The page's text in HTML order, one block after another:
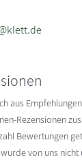
aus
Rezensionen
Bewertungen
von uns